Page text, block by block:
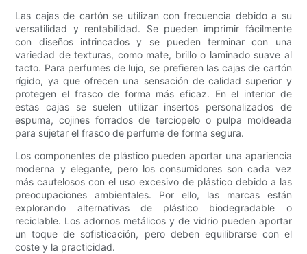
Las cajas de cartón se utilizan con frecuencia debido a su
versatilidad y rentabilidad. Se pueden imprimir fácilmente
con diseños intrincados y se pueden terminar con una
variedad de texturas, como mate, brillo o laminado suave al
tacto. Para perfumes de lujo, se prefieren las cajas de cartón
rígido, ya que ofrecen una sensación de calidad superior y
protegen el frasco de forma más eficaz. En el interior de
estas cajas se suelen utilizar insertos personalizados de
espuma, cojines forrados de terciopelo o pulpa moldeada
para sujetar el frasco de perfume de forma segura.
Los componentes de plástico pueden aportar una apariencia
moderna y elegante, pero los consumidores son cada vez
más cautelosos con el uso excesivo de plástico debido a las
preocupaciones ambientales. Por ello, las marcas están
explorando alternativas de plástico biodegradable o
reciclable. Los adornos metálicos y de vidrio pueden aportar
un toque de sofisticación, pero deben equilibrarse con el
coste y la practicidad.